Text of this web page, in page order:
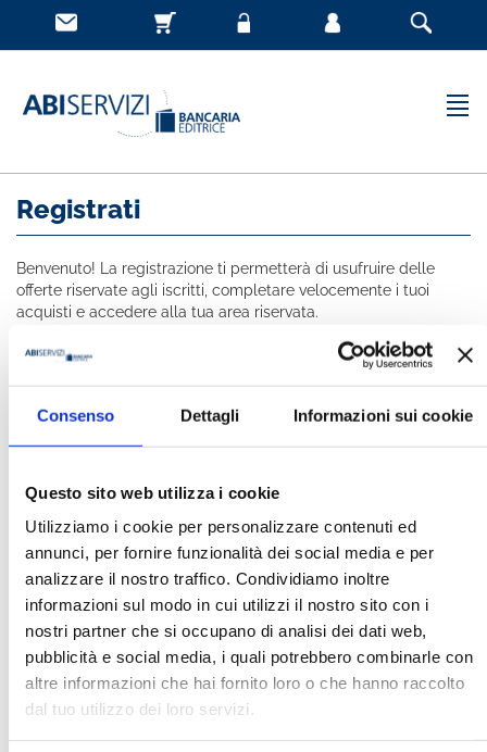
Consenso Dettagli Informazioni sui cookie
Questo sito web utilizza i cookie
Utilizziamo i cookie per personalizzare contenuti ed
annunci, per fornire funzionalità dei social media e per
analizzare il nostro traffico. Condividiamo inoltre
informazioni sul modo in cui utilizzi il nostro sito con i
nostri partner che si occupano di analisi dei dati web,
pubblicità e social media, i quali potrebbero combinarle con
altre informazioni che hai fornito loro o che hanno raccolto
dal tuo utilizzo dei loro servizi.
Registrati
Benvenuto! La registrazione ti permetterà di usufruire delle
offerte riservate agli iscritti, completare velocemente i tuoi
acquisti e accedere alla tua area riservata.
Tutti i campi indicati con * sono obbligatori
DATA DI NASCITA *
E-MAIL *